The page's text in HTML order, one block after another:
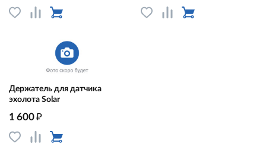
Держатель для датчика
эхолота Solar
1 600₽